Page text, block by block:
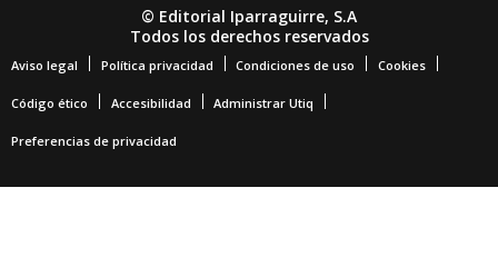
© Editorial Iparraguirre, S.A
Todos los derechos reservados
Aviso legal Política privacidad Condiciones de uso Cookies
Código ético Accesibilidad Administrar Utiq
Preferencias de privacidad